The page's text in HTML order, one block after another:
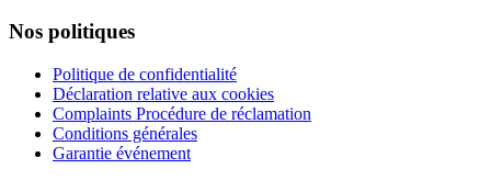
Nos politiques
Politique de confidentialité
Déclaration relative aux cookies
Complaints Procédure de réclamation
Conditions générales
Garantie événement